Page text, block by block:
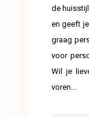
de
en geeft
graag
voor
Wil je
voren...